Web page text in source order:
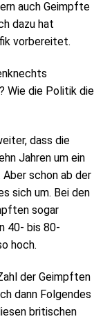
auch Geimpfte
dazu hat
vorbereitet.
Wie die Politik die
dass die
Jahren um ein
schon ab der
sich um. Bei den
sogar
40- bis 80-
hoch.
der Geimpften
dann Folgendes
britischen